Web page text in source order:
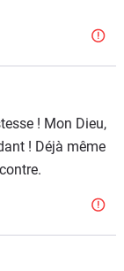
! Mon Dieu,
! Déjà même